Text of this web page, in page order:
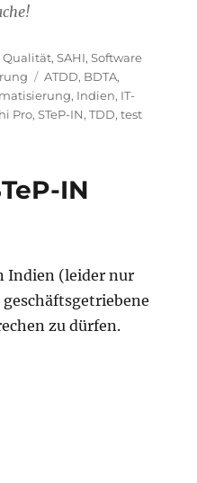
Kategorien
Qualität,SAHI,Software
Schlagwörter
ATDD, BDTA,
, Indien, IT-
Pro,STeP-IN,TDD,test
IN
Indien (leider nur
zu dürfen.